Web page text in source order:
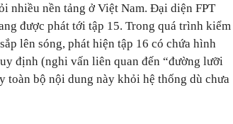
nhiều nền tảng ở Việt Nam. Đại diện FPT
được phát tới tập 15. Trong quá trình kiểm
lên sóng, phát hiện tập 16 có chứa hình
định (nghi vấn liên quan đến “đường lưỡi
toàn bộ nội dung này khỏi hệ thống dù chưa